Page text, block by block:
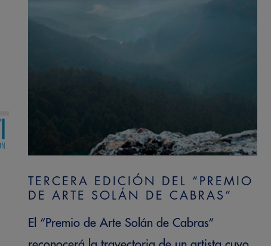
TERCERA EDICIÓN DEL “PREMIO
DE ARTE SOLÁN DE CABRAS”
El “Premio de Arte Solán de Cabras”